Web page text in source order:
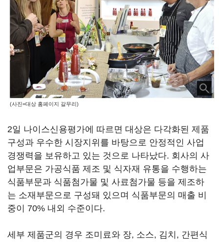
(사진=대상 홈페이지 갈무리)
2일 나이스신용평가에 따르면 대상은 다각화된 제품
구성과 우수한 시장지위를 바탕으로 안정적인 사업
경쟁력을 보유하고 있는 것으로 나타났다. 회사의 사
업부문은 가공식품 제조 및 식자재 유통을 수행하는
식품부문과 식품첨가물 및 사료첨가물 등을 제조하
는 소재부문으로 구성돼 있으며 식품부문의 매출 비
중이 70% 내외 수준이다.
세부 제품군의 경우 조미료와 장, 소스, 김치, 간편식